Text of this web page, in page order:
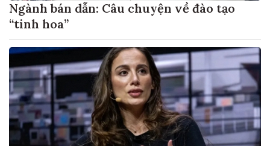
Ngành bán dẫn: Câu chuyện về đào tạo
“tinh hoa”